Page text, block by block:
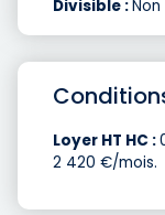
Divisible :Non
Loyer HT HC :
2 420 €/mois.